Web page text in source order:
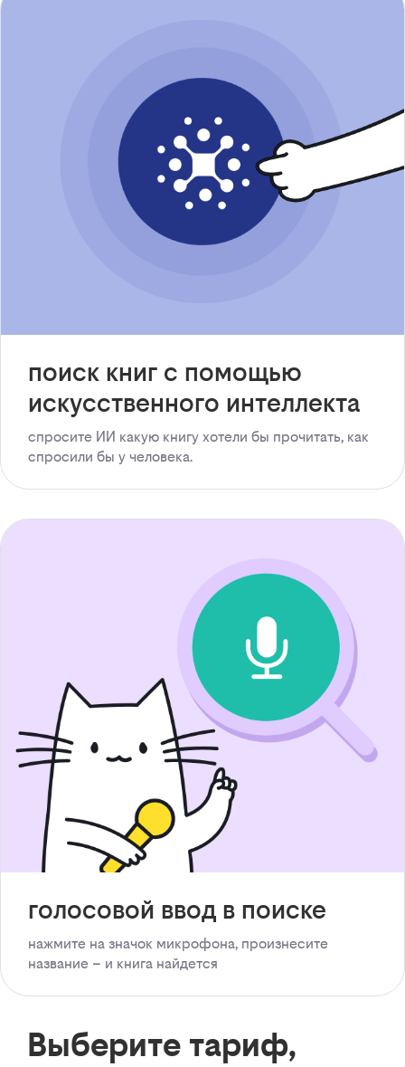
поиск книг с помощью
искусственного интеллекта
спросите ИИ какую книгу хотели бы прочитать, как
спросили бы у человека.
голосовой ввод в поиске
нажмите на значок микрофона, произнесите
название – и книга найдется
Выберите тариф,